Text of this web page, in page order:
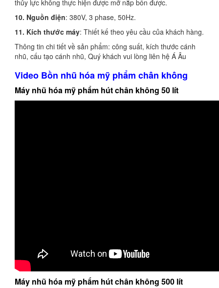
thủy lực không thực hiện được mở nắp bồn được.
10. Nguồn điện: 380V, 3 phase, 50Hz.
11. Kích thước máy: Thiết kế theo yêu cầu của khách hàng.
Thông tin chi tiết về sản phẩm: công suất, kích thước cánh
nhũ, cấu tạo cánh nhũ, Quý khách vui lòng liên hệ Á Âu
Video Bồn nhũ hóa mỹ phẩm chân không
Máy nhũ hóa mỹ phẩm hút chân không 50 lít
Máy nhũ hóa mỹ phẩm hút chân không 500 lít